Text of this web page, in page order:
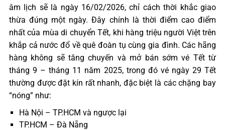
âm lịch sẽ là ngày 16/02/2026, chỉ cách thời khắc giao
thừa đúng một ngày. Đây chính là thời điểm cao điểm
nhất của mùa di chuyển Tết, khi hàng triệu người Việt trên
khắp cả nước đổ về quê đoàn tụ cùng gia đình. Các hãng
hàng không sẽ tăng chuyến và mở bán sớm vé Tết từ
tháng 9 – tháng 11 năm 2025, trong đó vé ngày 29 Tết
thường được đặt kín rất nhanh, đặc biệt là các chặng bay
“nóng” như:
Hà Nội – TP.HCM và ngược lại
TP.HCM – Đà Nẵng